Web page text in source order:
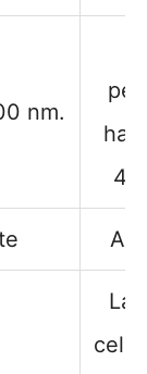
nm.
La